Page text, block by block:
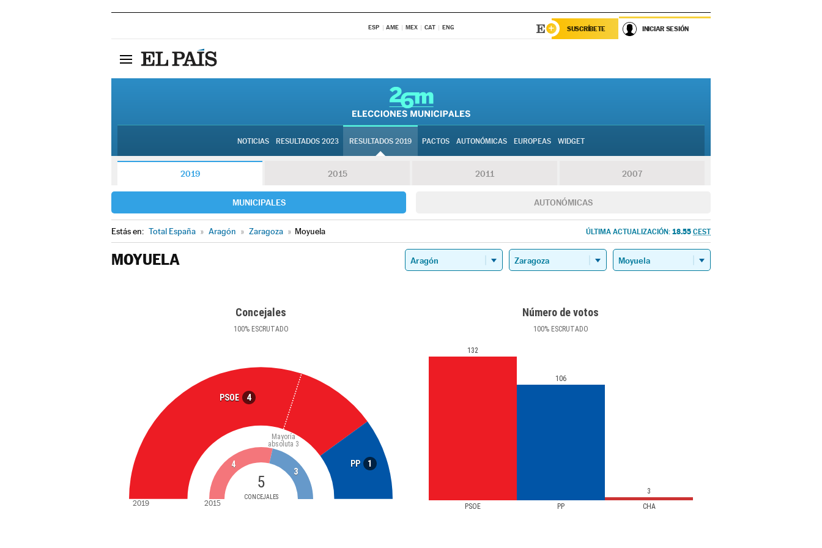
ESP AME MEX CAT ENG SUSCRÍBETE INICIAR SESIÓN
NOTICIAS RESULTADOS 2023 RESULTADOS 2019 PACTOS AUTONÓMICAS EUROPEAS WIDGET
2019 2015 2011 2007
MUNICIPALES AUTONÓMICAS
Estás en: Total España » Aragón » Zaragoza » Moyuela ÚLTIMA ACTUALIZACIÓN: 18.55 CEST
MOYUELA
Concejales
100%ESCRUTADO
PSOE 4
PP 1
5
CONCEJALES
Mayoría
absoluta 3
4
3
2019 2015
Número de votos
100%ESCRUTADO
PSOE PP CHA
132
106
3